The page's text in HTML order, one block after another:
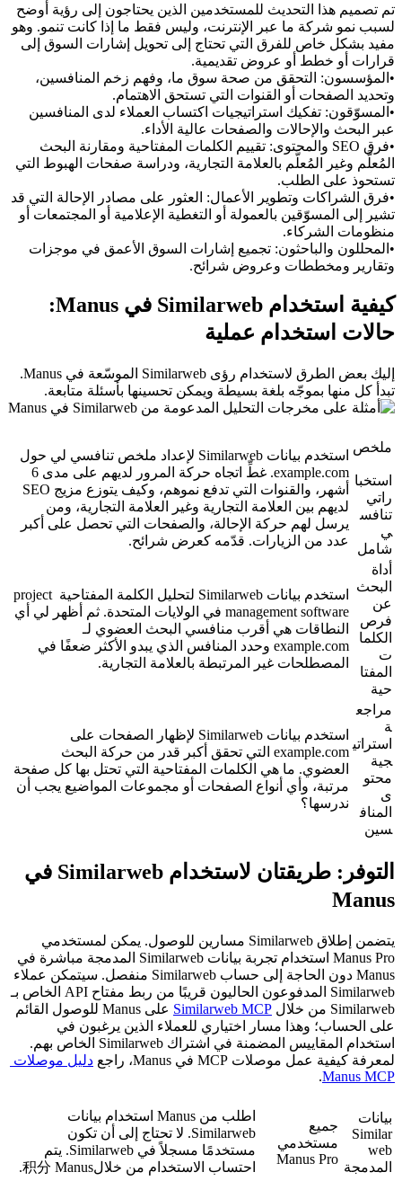
تم تصميم هذا التحديث للمستخدمين الذين يحتاجون إلى رؤية أوضح
لسبب نمو شركة ما عبر الإنترنت، وليس فقط ما إذا كانت تنمو. وهو
مفيد بشكل خاص للفرق التي تحتاج إلى تحويل إشارات السوق إلى
قرارات أو خطط أو عروض تقديمية.
• المؤسسون: التحقق من صحة سوق ما، وفهم زخم المنافسين،
وتحديد الصفحات أو القنوات التي تستحق الاهتمام.
• المسوّقون: تفكيك استراتيجيات اكتساب العملاء لدى المنافسين
عبر البحث والإحالات والصفحات عالية الأداء.
•فرق SEO والمحتوى:
تقييم الكلمات المفتاحية ومقارنة البحث
المُعلَّم وغير المُعلَّم بالعلامة التجارية، ودراسة صفحات الهبوط التي
تستحوذ على الطلب.
•فرق الشراكات وتطوير الأعمال: العثور على مصادر الإحالة التي قد
تشير إلى المسوّقين بالعمولة أو التغطية الإعلامية أو المجتمعات أو
منظومات الشركاء.
• المحللون والباحثون: تجميع إشارات السوق الأعمق في موجزات
وتقارير ومخططات وعروض شرائح.
كيفية استخدام Similarweb في Manus:
حالات استخدام عملية
إليك بعض الطرق لاستخدام رؤى Similarweb الموسّعة في Manus.
تبدأ كل منها بموجّه بلغة بسيطة ويمكن تحسينها بأسئلة متابعة.
ملخص
استخبا
راتي
تنافس
ي
شامل
استخدم بيانات Similarweb لإعداد ملخص تنافسي لي حول
example.com
لديهم بين العلامة التجارية وغير العلامة التجارية، ومن
يرسل لهم حركة الإحالة، والصفحات التي تحصل على أكبر
عدد من الزيارات. قدّمه كعرض شرائح.
أداة
البحث
عن
فرص
الكلما
ت
المفتا
حية
استخدم بيانات Similarweb لتحليل الكلمة المفتاحية
project
management software في الولايات المتحدة. ثم أظهر لي أي
النطاقات هي أقرب منافسي البحث العضوي لـ
example.com وحدد المنافس الذي يبدو الأكثر ضعفًا في
المصطلحات غير المرتبطة بالعلامة التجارية.
مراجع
ة
استراتي
جية
محتو
ى
المناف
سين
استخدم بيانات Similarweb لإظهار الصفحات على
example.com التي تحقق أكبر قدر من حركة البحث
العضوي. ما هي الكلمات المفتاحية التي تحتل بها كل صفحة
مرتبة، وأي أنواع الصفحات أو مجموعات المواضيع يجب أن
ندرسها؟
التوفر: طريقتان لاستخدام Similarweb في
Manus
يتضمن إطلاق Similarweb مسارين للوصول. يمكن لمستخدمي
Manus Pro استخدام تجربة بيانات Similarweb المدمجة مباشرة في
Manus دون الحاجة إلى حساب Similarweb منفصل. سيتمكن عملاء
Similarweb المدفوعون الحاليون قريبًا من ربط مفتاح API الخاص بـ
Similarweb من خلال
Similarweb MCP
على Manus للوصول القائم
على الحساب؛ وهذا مسار اختياري للعملاء الذين يرغبون في
استخدام المقاييس المضمنة في اشتراك Similarweb الخاص بهم.
لمعرفة كيفية عمل موصلات MCP في Manus، راجع
دليل موصلات
Manus MCP
.
بيانات
Similar
المدمجة
جميع
مستخدمي
Manus Pro
اطلب من Manus استخدام بيانات
Similarweb. لا تحتاج إلى أن تكون
مستخدمًا مسجلاً في Similarweb. يتم
احتساب الاستخدام من خلال积分 Manus.